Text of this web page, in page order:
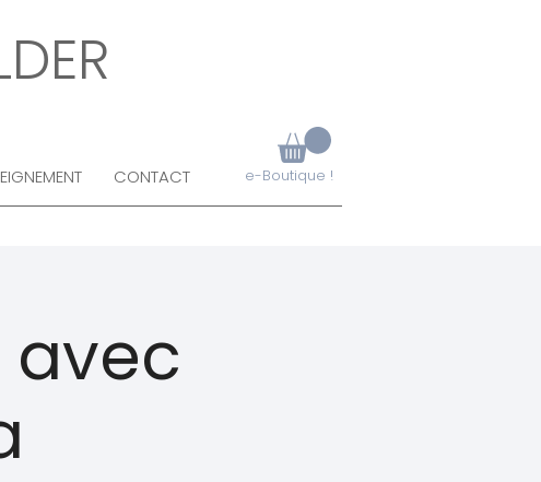
CONTACT e-Boutique !
avec